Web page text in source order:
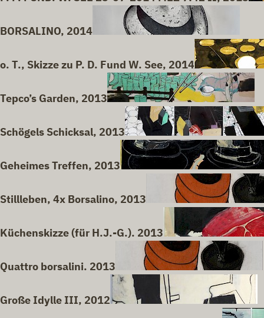
BORSALINO, 2014
o. T., Skizze zu P. D. Fund W. See, 2014
Tepco’s Garden, 2013
Schögels Schicksal, 2013
Geheimes Treffen, 2013
Stillleben, 4x Borsalino, 2013
Küchenskizze (für H.J.-G.). 2013
Quattro borsalini. 2013
Große Idylle III, 2012